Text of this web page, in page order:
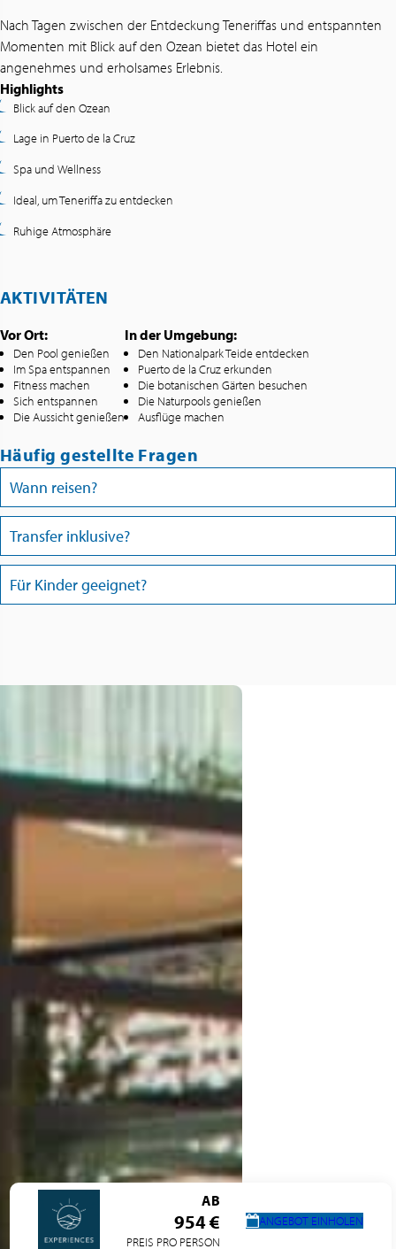
AB
954 €
PREIS PRO PERSON
ANGEBOT EINHOLEN
Nach Tagen zwischen der Entdeckung Teneriffas und entspannten
Momenten mit Blick auf den Ozean bietet das Hotel ein
angenehmes und erholsames Erlebnis.
Highlights
Blick auf den Ozean
Lage in Puerto de la Cruz
Spa und Wellness
Ideal, um Teneriffa zu entdecken
Ruhige Atmosphäre
AKTIVITÄTEN
Vor Ort:
Den Pool genießen
Im Spa entspannen
Fitness machen
Sich entspannen
Die Aussicht genießen
In der Umgebung:
Den Nationalpark Teide entdecken
Puerto de la Cruz erkunden
Die botanischen Gärten besuchen
Die Naturpools genießen
Ausflüge machen
Häufig gestellte Fragen
Wann reisen?
Transfer inklusive?
Für Kinder geeignet?